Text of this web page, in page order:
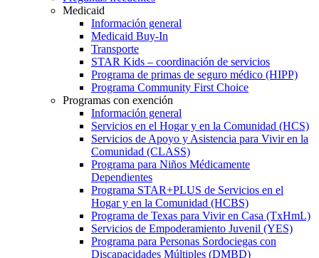
Medicaid
Información general
Medicaid Buy-In
Transporte
STAR Kids – coordinación de servicios
Programa de primas de seguro médico (HIPP)
Programa Community First Choice
Programas con exención
Información general
Servicios en el Hogar y en la Comunidad (HCS)
Servicios de Apoyo y Asistencia para Vivir en la
Comunidad (CLASS)
Programa para Niños Médicamente
Dependientes
Programa STAR+PLUS de Servicios en el
Hogar y en la Comunidad (HCBS)
Programa de Texas para Vivir en Casa (TxHmL)
Servicios de Empoderamiento Juvenil (YES)
Programa para Personas Sordociegas con
Discapacidades Múltiples (DMBD)